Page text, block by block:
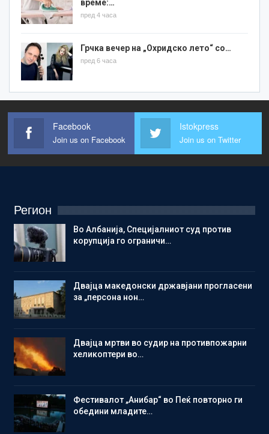
време:…
пред 4 часа
Грчка вечер на „Охридско лето“ со…
пред 6 часа
Facebook
Join us on Facebook
Istokpress
Join us on Twitter
Регион
Во Албанија, Специјалниот суд против
корупција го ограничи…
Двајца македонски државјани прогласени
за „персона нон…
Двајца мртви во судир на противпожарни
хеликоптери во…
Фестивалот „Анибар“ во Пеќ повторно ги
обедини младите…